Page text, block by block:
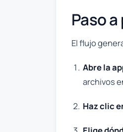
Paso
El flujo
Abre la
archivos
Haz clic